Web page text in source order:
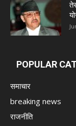
POPULAR
समाचार
breaking news
राजनीति